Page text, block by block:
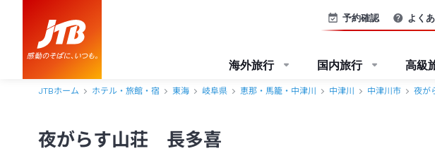
予約確認 よく
海外旅行 国内旅行 高級
JTBホーム ホテル・旅館・宿 東海 岐阜県 恵那・馬籠・中津川 中津川 中津川市 夜が
夜がらす山荘 長多喜